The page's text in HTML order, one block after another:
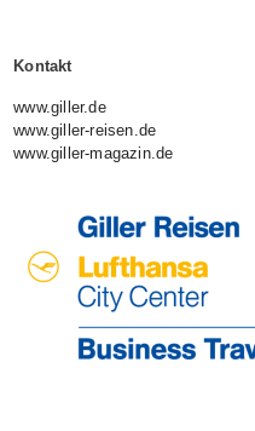
Kontakt
www.giller.de
www.giller-reisen.de
www.giller-magazin.de